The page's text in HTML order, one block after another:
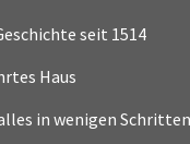
seit 1514
Haus
in wenigen